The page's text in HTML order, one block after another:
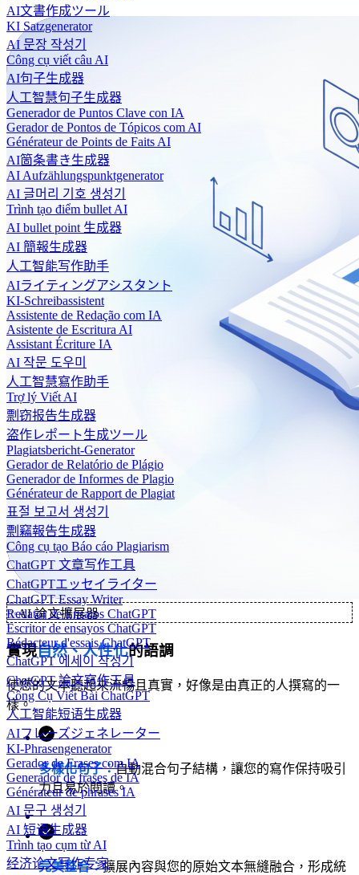
AI文書作成ツール
KI Satzgenerator
AI 문장 작성기
Công cụ viết câu AI
AI句子生成器
人工智慧句子生成器
Generador de Puntos Clave con IA
Gerador de Pontos de Tópicos com AI
Générateur de Points de Faits AI
AI箇条書き生成器
AI Aufzählungspunktgenerator
AI 글머리 기호 생성기
Trình tạo điểm bullet AI
AI bullet point 生成器
AI 簡報生成器
人工智能写作助手
AIライティングアシスタント
KI-Schreibassistent
Assistente de Redação com IA
Asistente de Escritura AI
Assistant Écriture IA
AI 작문 도우미
人工智慧寫作助手
Trợ lý Viết AI
剽窃报告生成器
盗作レポート生成ツール
Plagiatsbericht-Generator
Gerador de Relatório de Plágio
Generador de Informes de Plagio
Générateur de Rapport de Plagiat
표절 보고서 생성기
剽竊報告生成器
Công cụ tạo Báo cáo Plagiarism
ChatGPT 文章写作工具
ChatGPTエッセイライター
ChatGPT Essay Writer
Redator de Ensaios ChatGPT
Escritor de ensayos ChatGPT
Rédacteur d'essais ChatGPT
ChatGPT 에세이 작성기
ChatGPT 論文寫作工具
Công Cụ Viết Bài ChatGPT
人工智能短语生成器
AIフレーズジェネレーター
KI-Phrasengenerator
Gerador de Frases com IA
Generador de frases de IA
Générateur de phrases IA
AI 문구 생성기
AI 短语生成器
Trình tạo cụm từ AI
经济论文写作专家
✨AI 論文擴展器
實現自然、人性化的語調
使您的文本聽起來流暢且真實，好像是由真正的人撰寫的一
樣。
多樣化句子：自動混合句子結構，讓您的寫作保持吸引
力且易於閱讀。
完美整合：擴展內容與您的原始文本無縫融合，形成統